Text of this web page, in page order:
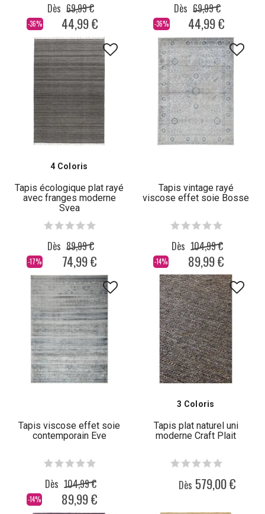
-36%
Dès 69,99 €
44,99 € -36%
Dès 69,99 €
44,99 €
4 Coloris
Tapis écologique plat rayé
avec franges moderne
Svea
-17%
Dès 89,99 €
74,99 €
Tapis vintage rayé
viscose effet soie Bosse
-14%
Dès 104,99 €
89,99 €
Tapis viscose effet soie
contemporain Eve
-14%
Dès 104,99 €
89,99 €
3 Coloris
Tapis plat naturel uni
moderne Craft Plait
Dès 579,00 €